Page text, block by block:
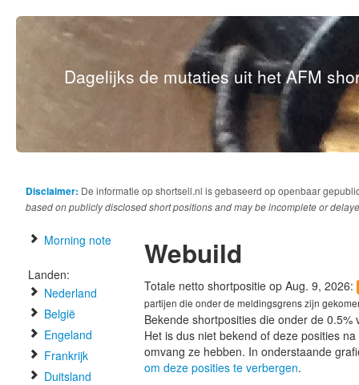
Dagelijks de mutaties uit het AFM
Disclaimer: De informatie op shortsell.nl is gebaseerd op openbaar
based on publicly disclosed short positions and may be incomplete or
Morning note
Landen:
Nederland
België
Engeland
Frankrijk
Duitsland
Webuild
Totale netto shortpositie op Aug. 9, 2026:
partijen die onder de meldingsgrens zijn
Bekende shortposities die onder de
Het is dus niet bekend of deze posities
omvang ze hebben. In onderstaande
om deze posities te verbergen.